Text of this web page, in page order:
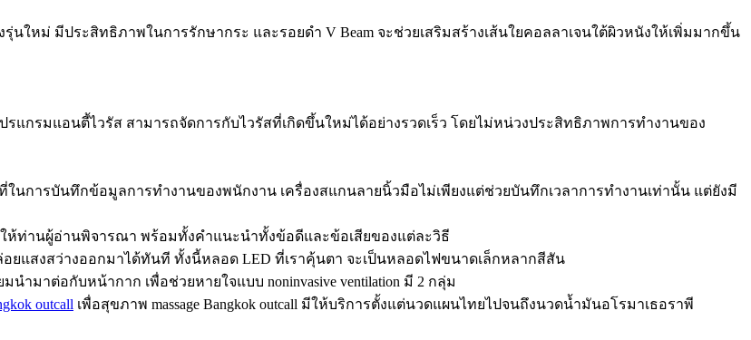
รุ่นใหม่ มีประสิทธิภาพในการรักษากระ และรอยดำ V Beam จะช่วยเสริมสร้างเส้นใยคอลลาเจนใต้ผิวหนังให้เพิ่มมากขึ้น
แกรมแอนตี้ไวรัส สามารถจัดการกับไวรัสที่เกิดขึ้นใหม่ได้อย่างรวดเร็ว โดยไม่หน่วงประสิทธิภาพการทำงานของ
นการบันทึกข้อมูลการทำงานของพนักงาน เครื่องสแกนลายนิ้วมือไม่เพียงแต่ช่วยบันทึกเวลาการทำงานเท่านั้น แต่ยังมี
ห้ท่านผู้อ่านพิจารณา พร้อมทั้งคำแนะนำทั้งข้อดีและข้อเสียของแต่ละวิธี
แสงสว่างออกมาได้ทันที ทั้งนี้หลอด LED ที่เราคุ้นตา จะเป็นหลอดไฟขนาดเล็กหลากสีสัน
มาต่อกับหน้ากาก เพื่อช่วยหายใจแบบ noninvasive ventilation มี 2 กลุ่ม
outcall เพื่อสุขภาพ massage Bangkok outcall มีให้บริการตั้งแต่นวดแผนไทยไปจนถึงนวดน้ำมันอโรมาเธอราพี